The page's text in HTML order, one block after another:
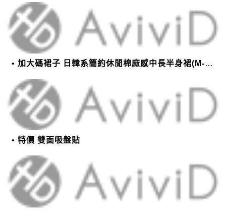
加大碼裙子 日韓系簡約休閒棉麻感中長半身裙(M-2XL)【XMS54038】＊艾美時尚(現+預)
特價 雙面吸盤貼